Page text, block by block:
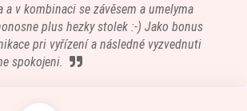
v kombinaci se závěsem a umelyma
plus hezky stolek :-) Jako bonus
pri vyřízení a následné vyzvednuti
spokojeni.